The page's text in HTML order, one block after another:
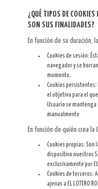
¿QUÉ TIPOS DE COOKIES
SON SUS FINALIDADES?
En función de su duración,
Cookies de sesión:
navegador y se
momento.
Cookies persistentes:
el objetivo para el
Usuario se
manualmente
En función de quién crea la
Cookies propias: Son
dispositivo nuestros
exclusivamente por EL
Cookies de terceros:
ajenas a EL LOTERO